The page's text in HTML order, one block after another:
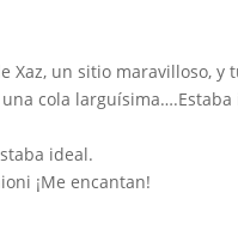
Xaz, un sitio maravilloso,
cola
ideal.
¡Me encantan!